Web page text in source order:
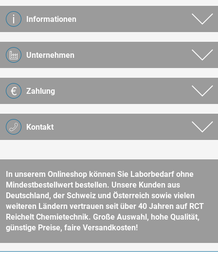
Kontakt
Informationen
Unternehmen
Zahlung
In unserem Onlineshop können Sie Laborbedarf ohne
Mindestbestellwert bestellen. Unsere Kunden aus
Deutschland, der Schweiz und Österreich sowie vielen
weiteren Ländern vertrauen seit über 40 Jahren auf RCT
Reichelt Chemietechnik. Große Auswahl, hohe Qualität,
günstige Preise, faire Versandkosten!